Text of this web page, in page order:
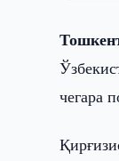
чегара